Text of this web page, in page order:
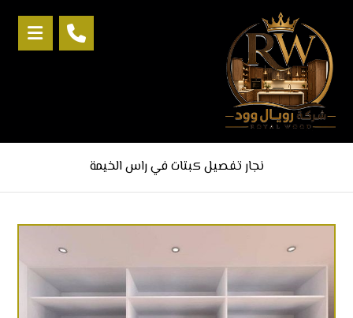
نجار تفصيل كبتات في راس الخيمة